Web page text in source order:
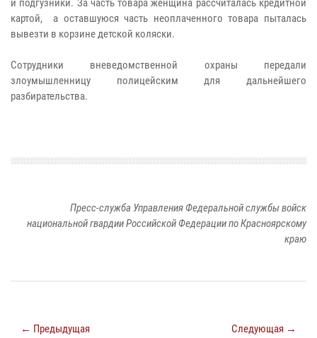
и подгузники. За часть товара женщина рассчиталась кредитной
картой, а оставшуюся часть неоплаченного товара пыталась
вывезти в корзине детской коляски.
Сотрудники вневедомственной охраны передали
злоумышленницу полицейским для дальнейшего
разбирательства.
Пресс-служба Управления Федеральной службы войск
национальной гвардии Российской Федерации по Красноярскому
краю
← Предыдущая Следующая →